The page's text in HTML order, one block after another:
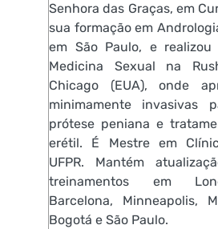
Senhora das Graças, em
sua formação em
em São Paulo, e realizou
Medicina Sexual na
Chicago (EUA), onde
minimamente invasivas
prótese peniana e
erétil. É Mestre em
UFPR. Mantém
treinamentos em
Barcelona, Minneapolis,
Bogotá e São Paulo.